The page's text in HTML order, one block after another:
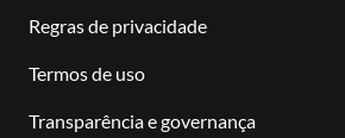
Regras de privacidade
Termos de uso
Transparência e governança